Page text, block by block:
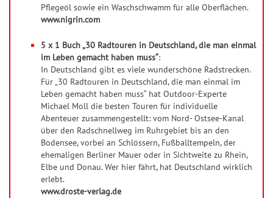
Pflegeöl sowie ein Waschschwamm für alle Oberflächen.
www.nigrin.com
5 x 1 Buch „30 Radtouren in Deutschland, die man einmal
im Leben gemacht haben muss“:
In Deutschland gibt es viele wunderschöne Radstrecken.
Für „30 Radtouren in Deutschland, die man einmal im
Leben gemacht haben muss“ hat Outdoor-Experte
Michael Moll die besten Touren für individuelle
Abenteuer zusammengestellt: vom Nord- Ostsee-Kanal
über den Radschnellweg im Ruhrgebiet bis an den
Bodensee, vorbei an Schlössern, Fußballtempeln, der
ehemaligen Berliner Mauer oder in Sichtweite zu Rhein,
Elbe und Donau. Wer hier fährt, hat Deutschland wirklich
erlebt.
www.droste-verlag.de